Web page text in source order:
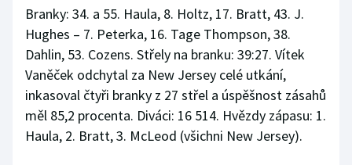
Branky: 34. a 55. Haula, 8. Holtz, 17. Bratt, 43. J.
Hughes – 7. Peterka, 16. Tage Thompson, 38.
Dahlin, 53. Cozens. Střely na branku: 39:27. Vítek
Vaněček odchytal za New Jersey celé utkání,
inkasoval čtyři branky z 27 střel a úspěšnost zásahů
měl 85,2 procenta. Diváci: 16 514. Hvězdy zápasu: 1.
Haula, 2. Bratt, 3. McLeod (všichni New Jersey).